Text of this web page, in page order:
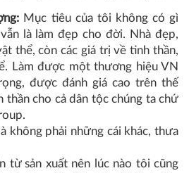
Mục tiêu của tôi không có gì
là làm đẹp cho đời. Nhà đẹp,
thể, còn các giá trị về tinh thần,
Làm được một thương hiệu VN
được đánh giá cao trên thế
thần cho cả dân tộc chúng ta chứ
không phải những cái khác, thưa
từ sản xuất nên lúc nào tôi cũng